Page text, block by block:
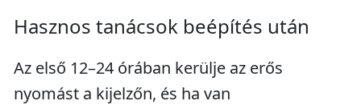
Hasznos tanácsok beépítés után
Az első 12–24 órában kerülje az erős
nyomást a kijelzőn, és ha van